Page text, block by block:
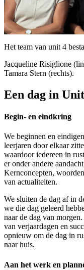
Het team van unit 4
Jacqueline Risiglione
Tamara Stern (rechts).
Een dag in
Begin- en eindkring
We beginnen en
leerjaren door elkaar
waardoor iedereen in
er onder andere
Kernconcepten,
van actualiteiten.
We sluiten de dag af in
we die dag geleerd
naar de dag van
van verjaardagen en
opnieuw om de dag in
naar huis.
Aan het werk en